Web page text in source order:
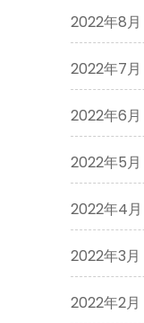
2022年8月
2022年7月
2022年6月
2022年5月
2022年4月
2022年3月
2022年2月